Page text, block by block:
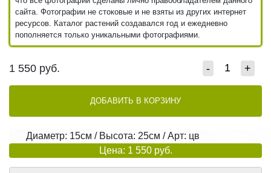
сайта. Фотографии не стоковые и не взяты из других интернет
ресурсов. Каталог растений создавался год и ежедневно
пополняется только уникальными фотографиями.
1 550 руб. - +
ДОБАВИТЬ В КОРЗИНУ
Диаметр: 15см / Высота: 25см / Арт: цв
Цена: 1 550 руб.